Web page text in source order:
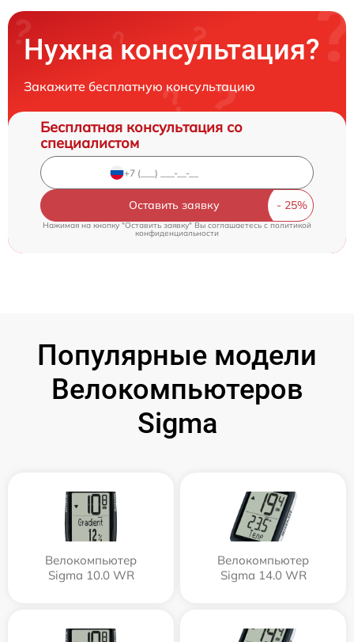
Нужна консультация?
Закажите бесплатную консультацию
Бесплатная консультация со
специалистом
Оставить заявку
Нажимая на кнопку "Оставить заявку" Вы соглашаетесь c политикой
конфиденциальности
Популярные модели
Велокомпьютеров
Sigma
Велокомпьютер
Sigma 10.0 WR
Велокомпьютер
Sigma 14.0 WR